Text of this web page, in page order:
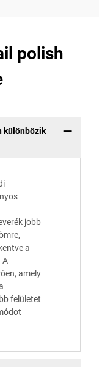
polish
különbözik
jobb
a
A
amely
felületet